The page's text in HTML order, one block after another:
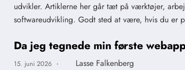
udvikler. Artiklerne her går tæt på værktøjer,
softwareudvikling. Godt sted at være, hvis du
Da jeg tegnede min første
15. juni 2026 · Lasse Falkenberg